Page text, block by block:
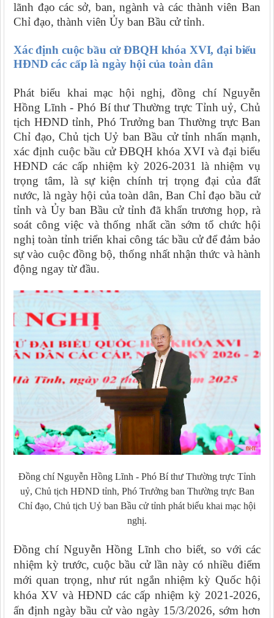
lãnh đạo các sở, ban, ngành và các thành viên Ban
Chỉ đạo, thành viên Ủy ban Bầu cử tỉnh.
Xác định cuộc bầu cử ĐBQH khóa XVI, đại biểu
HĐND các cấp là ngày hội của toàn dân
Phát biểu khai mạc hội nghị, đồng chí Nguyễn
Hồng Lĩnh - Phó Bí thư Thường trực Tỉnh uỷ, Chủ
tịch HĐND tỉnh, Phó Trưởng ban Thường trực Ban
Chỉ đạo, Chủ tịch Uỷ ban Bầu cử tỉnh nhấn mạnh,
xác định cuộc bầu cử ĐBQH khóa XVI và đại biểu
HĐND các cấp nhiệm kỳ 2026-2031 là nhiệm vụ
trọng tâm, là sự kiện chính trị trọng đại của đất
nước, là ngày hội của toàn dân, Ban Chỉ đạo bầu cử
tỉnh và Ủy ban Bầu cử tỉnh đã khẩn trương họp, rà
soát công việc và thống nhất cần sớm tổ chức hội
nghị toàn tỉnh triển khai công tác bầu cử để đảm bảo
sự vào cuộc đồng bộ, thống nhất nhận thức và hành
động ngay từ đầu.
Đồng chí Nguyễn Hồng Lĩnh - Phó Bí thư Thường trực Tỉnh
uỷ, Chủ tịch HĐND tỉnh, Phó Trưởng ban Thường trực Ban
Chỉ đạo, Chủ tịch Uỷ ban Bầu cử tỉnh phát biểu khai mạc hội
nghị.
Đồng chí Nguyễn Hồng Lĩnh cho biết, so với các
nhiệm kỳ trước, cuộc bầu cử lần này có nhiều điểm
mới quan trọng, như rút ngắn nhiệm kỳ Quốc hội
khóa XV và HĐND các cấp nhiệm kỳ 2021-2026,
ấn định ngày bầu cử vào ngày 15/3/2026, sớm hơn